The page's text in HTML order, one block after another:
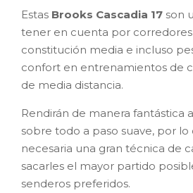
Estas Brooks Cascadia 17 son
tener en cuenta por
constitución media e incluso
confort en entrenamientos de
de media distancia.
Rendirán de manera fantástica
sobre todo a paso suave, por lo
necesaria una gran técnica de
sacarles el mayor partido
senderos preferidos.